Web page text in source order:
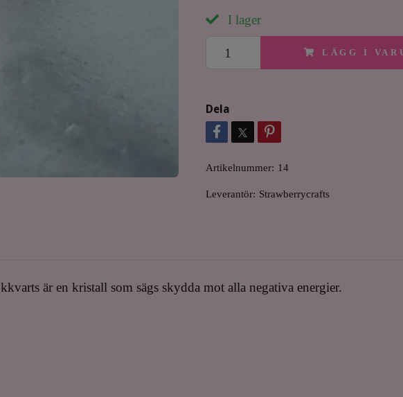
I lager
LÄGG I
Dela
Artikelnummer: 14
Leverantör: Strawberrycrafts
är en kristall som sägs skydda mot alla negativa energier.